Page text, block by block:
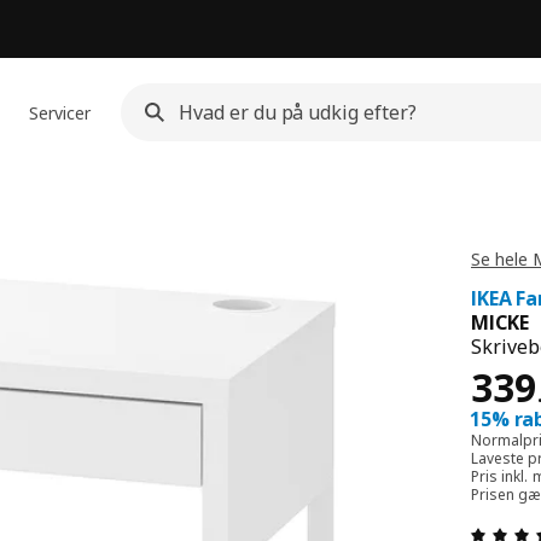
Servicer
Se hele
IKEA
MICKE
339.
15%
Laveste
Pris inkl.
Prisen